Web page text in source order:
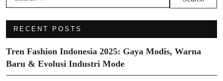
for:
RECENT POSTS
Tren Fashion Indonesia 2025: Gaya Modis, Warna
Baru & Evolusi Industri Mode